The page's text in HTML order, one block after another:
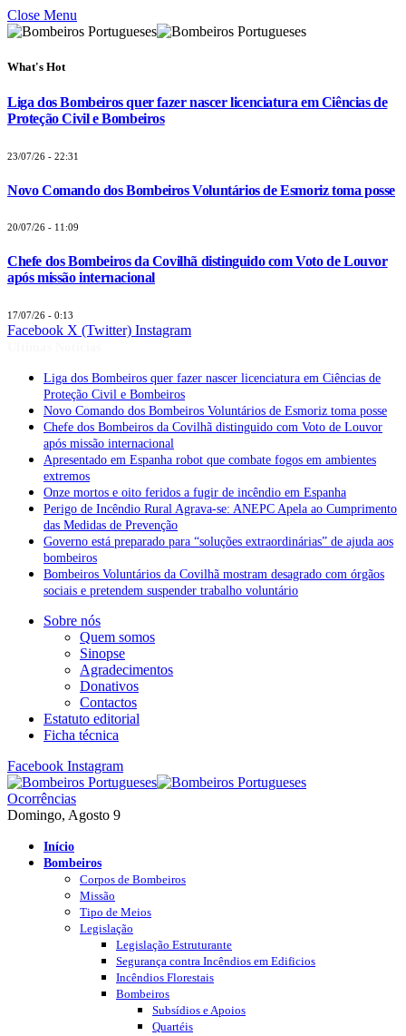
Close Menu
What's Hot
Liga dos Bombeiros quer fazer nascer licenciatura em Ciências de
Proteção Civil e Bombeiros
23/07/26 - 22:31
Novo Comando dos Bombeiros Voluntários de Esmoriz toma posse
20/07/26 - 11:09
Chefe dos Bombeiros da Covilhã distinguido com Voto de Louvor
após missão internacional
17/07/26 - 0:13
Facebook X (Twitter) Instagram
Liga dos Bombeiros quer fazer nascer licenciatura em Ciências de
Proteção Civil e Bombeiros
Novo Comando dos Bombeiros Voluntários de Esmoriz toma posse
Chefe dos Bombeiros da Covilhã distinguido com Voto de Louvor
após missão internacional
Apresentado em Espanha robot que combate fogos em ambientes
extremos
Onze mortos e oito feridos a fugir de incêndio em Espanha
Perigo de Incêndio Rural Agrava-se: ANEPC Apela ao Cumprimento
das Medidas de Prevenção
Governo está preparado para “soluções extraordinárias” de ajuda aos
bombeiros
Bombeiros Voluntários da Covilhã mostram desagrado com órgãos
sociais e pretendem suspender trabalho voluntário
Sobre nós
Quem somos
Sinopse
Agradecimentos
Donativos
Contactos
Estatuto editorial
Ficha técnica
Facebook Instagram
Ocorrências
Domingo, Agosto 9
Início
Bombeiros
Corpos de Bombeiros
Missão
Tipo de Meios
Legislação
Legislação Estruturante
Segurança contra Incêndios em Edificios
Incêndios Florestais
Bombeiros
Subsídios e Apoios
Quartéis